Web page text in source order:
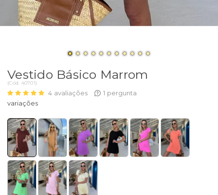
Vestido Básico Marrom
(Cód. 40701)
4 avaliações 1 pergunta